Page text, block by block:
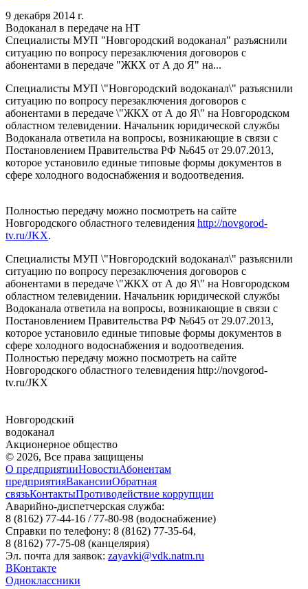
9 декабря 2014 г.
Водоканал в передаче на НТ
Специалисты МУП "Новгородский водоканал" разъяснили
ситуацию по вопросу перезаключения договоров с
абонентами в передаче "ЖКХ от А до Я" на...
Специалисты МУП \"Новгородский водоканал\" разъяснили
ситуацию по вопросу перезаключения договоров с
абонентами в передаче \"ЖКХ от А до Я\" на Новгородском
областном телевидении. Начальник юридической службы
Водоканала ответила на вопросы, возникающие в связи с
Постановлением Правительства РФ №645 от 29.07.2013,
которое установило единые типовые формы документов в
сфере холодного водоснабжения и водоотведения.
Полностью передачу можно посмотреть на сайте
Новгородского областного телевидения http://novgorod-
tv.ru/JKX.
Специалисты МУП \"Новгородский водоканал\" разъяснили
ситуацию по вопросу перезаключения договоров с
абонентами в передаче \"ЖКХ от А до Я\" на Новгородском
областном телевидении. Начальник юридической службы
Водоканала ответила на вопросы, возникающие в связи с
Постановлением Правительства РФ №645 от 29.07.2013,
которое установило единые типовые формы документов в
сфере холодного водоснабжения и водоотведения.
Полностью передачу можно посмотреть на сайте
Новгородского областного телевидения http://novgorod-
tv.ru/JKX
Новгородский
водоканал
Акционерное общество
© 2026, Все права защищены
О предприятииНовостиАбонентам
предприятияВакансииОбратная
связьКонтактыПротиводействие коррупции
Аварийно-диспетчерская служба:
8 (8162) 77-44-16 / 77-80-98 (водоснабжение)
Справки по телефону: 8 (8162) 77-35-64,
8 (8162) 77-75-08 (канцелярия)
Эл. почта для заявок: zayavki@vdk.natm.ru
ВКонтакте
Одноклассники